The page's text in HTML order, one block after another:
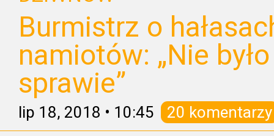
Burmistrz o
namiotów: „Nie
sprawie”
lip 18, 2018 • 10:45 20 komentarzy